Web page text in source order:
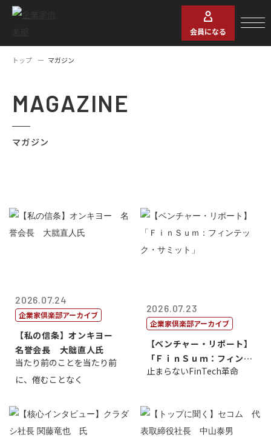
会員になる
トップ マガジン
MAGAZINE
マガジン
2026.07.24
企業家倶楽部アーカイブ
【私の信条】オンキヨー
名誉会長 大朏直人氏
当たり前のことを当たり前
に、倦むことなく
2026.07.23
企業家倶楽部アーカイブ
【ベンチャー・リポート】
「ＦｉｎＳｕｍ：フィンテ
ック・サミッ...
止まらないFinTech革命